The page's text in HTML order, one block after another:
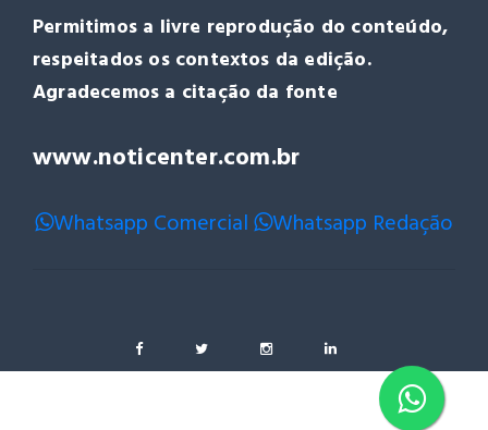
Permitimos a livre reprodução do conteúdo,
respeitados os contextos da edição.
Agradecemos a citação da fonte
www.noticenter.com.br
Whatsapp Comercial Whatsapp Redação